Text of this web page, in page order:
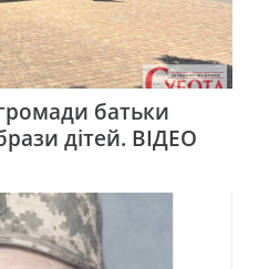
батьки
дітей. ВІДЕО